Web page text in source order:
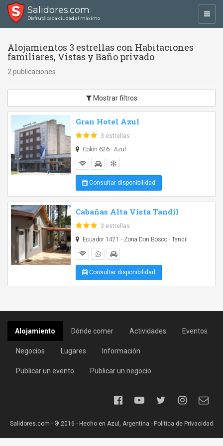
Salidores.com
Disfrutá cada ciudad al máximo
Alojamientos 3 estrellas con Habitaciones
familiares, Vistas y Baño privado
2 publicaciones
Mostrar filtros
Gran Hotel Azul
3 estrellas
Colón 626 - Azul
Consultar disponibilidad
Cabañas Alta Vista Tandil
3 estrellas
Ecuador 1421 - Zona Don Bosco - Tandil
Consultar disponibilidad
Alojamiento Dónde comer Actividades Eventos
Negocios Lugares Información
Publicar un evento Publicar un negocio
Salidores.com - ® 2016 - Hecho en Azul, Argentina - Política de Privacidad